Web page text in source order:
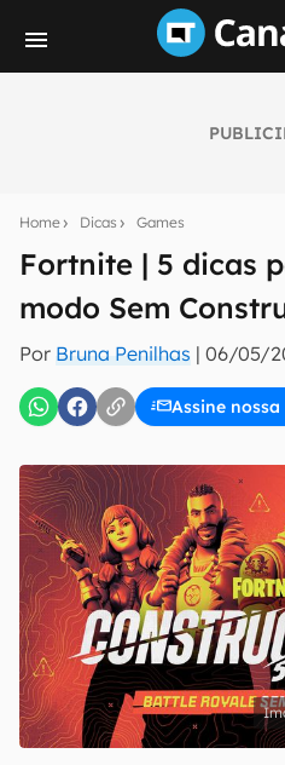
Home Dicas Games
Fortnite | 5 dicas
modo Sem
Por Bruna Penilhas | 06/05/
Assine
notícias e reviews sobre
mão.
E-mail
Confirmo que li, aceito e
Uso e Política de